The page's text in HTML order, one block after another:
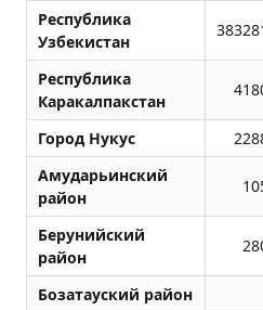
Республика
Узбекистан
Республика
Каракалпакстан
Город Нукус
Амударьинский
район
Берунийский
район
Бозатауский район